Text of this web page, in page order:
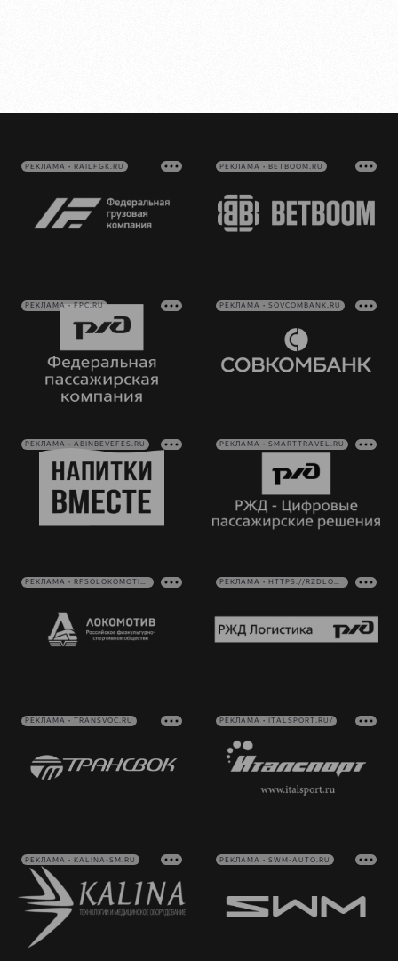
РЕКЛАМА • RAILFGK.RU РЕКЛАМА • BETBOOM.RU
РЕКЛАМА • FPC.RU РЕКЛАМА • SOVCOMBANK.RU
РЕКЛАМА • ABINBEVEFES.RU РЕКЛАМА • SMARTTRAVEL.RU
РЕКЛАМА • RFSOLOKOMOTIV.RU РЕКЛАМА • HTTPS://RZDLOG.RU/
РЕКЛАМА • TRANSVOC.RU РЕКЛАМА • ITALSPORT.RU/
РЕКЛАМА • KALINA-SM.RU РЕКЛАМА • SWM-AUTO.RU